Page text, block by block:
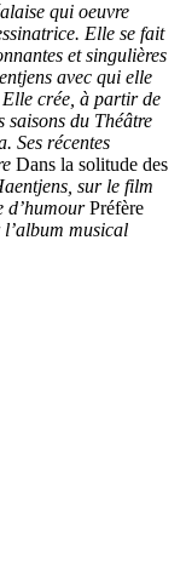
qui oeuvre
Elle se fait
et singulières
avec qui elle
crée, à partir de
du Théâtre
Ses récentes
Dans la solitude des
sur le film
d’humourPréfère
musical